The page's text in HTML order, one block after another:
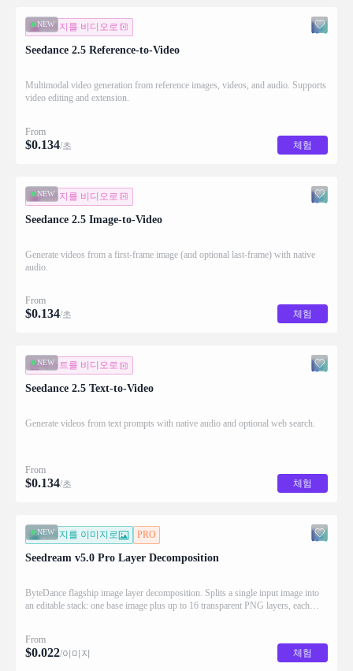
NEW
이미지를 비디오로
Seedance 2.5 Reference-to-Video
Multimodal video generation from reference images, videos, and audio. Supports
video editing and extension.
From
$0.134/초 체험
NEW
이미지를 비디오로
Seedance 2.5 Image-to-Video
Generate videos from a first-frame image (and optional last-frame) with native
audio.
From
$0.134/초 체험
NEW
텍스트를 비디오로
Seedance 2.5 Text-to-Video
Generate videos from text prompts with native audio and optional web search.
From
$0.134/초 체험
NEW
이미지를 이미지로 PRO
Seedream v5.0 Pro Layer Decomposition
ByteDance flagship image layer decomposition. Splits a single input image into
an editable stack: one base image plus up to 16 transparent PNG layers, each
From
$0.022/이미지 체험